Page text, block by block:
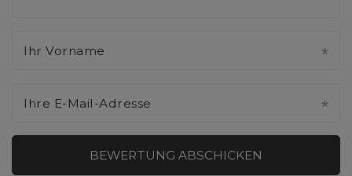
Ihr Vorname
Ihre E-Mail-Adresse
BEWERTUNG ABSCHICKEN